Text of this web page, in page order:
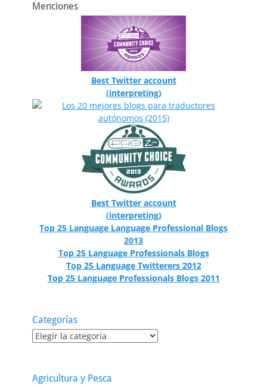
Menciones
Best Twitter account
(interpreting)
Best Twitter account
(interpreting)
Top 25 Language Language Professional Blogs
2013
Top 25 Language Professionals Blogs
Top 25 Language Twitterers 2012
Top 25 Language Professionals Blogs 2011
Categorías
Categorías
Agricultura y Pesca